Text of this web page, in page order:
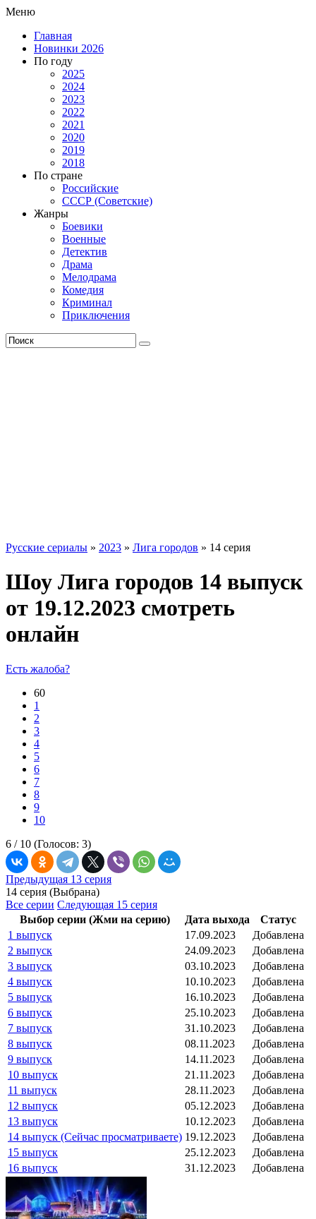
Меню
Главная
Новинки 2026
По году
2025
2024
2023
2022
2021
2020
2019
2018
По стране
Российские
СССР (Советские)
Жанры
Боевики
Военные
Детектив
Драма
Мелодрама
Комедия
Криминал
Приключения
Русские сериалы » 2023 » Лига городов » 14 серия
Шоу Лига городов 14 выпуск
от 19.12.2023 смотреть
онлайн
Есть жалоба?
60
1
2
3
4
5
6
7
8
9
10
6 / 10 (Голосов: 3)
Предыдущая 13 серия
14 серия (Выбрана)
Все серии Следующая 15 серия
Выбор серии (Жми на серию)
Дата выхода
Статус
1 выпуск
17.09.2023
Добавлена
2 выпуск
24.09.2023
Добавлена
3 выпуск
03.10.2023
Добавлена
4 выпуск
10.10.2023
Добавлена
5 выпуск
16.10.2023
Добавлена
6 выпуск
25.10.2023
Добавлена
7 выпуск
31.10.2023
Добавлена
8 выпуск
08.11.2023
Добавлена
9 выпуск
14.11.2023
Добавлена
10 выпуск
21.11.2023
Добавлена
11 выпуск
28.11.2023
Добавлена
12 выпуск
05.12.2023
Добавлена
13 выпуск
10.12.2023
Добавлена
14 выпуск (Сейчас просматриваете) 19.12.2023
Добавлена
15 выпуск
25.12.2023
Добавлена
16 выпуск
31.12.2023 Добавлена